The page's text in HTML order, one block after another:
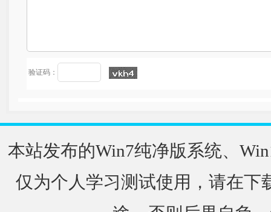
验证码：
本站发布的Win7纯净版系统、
仅为个人学习测试使用，请在下